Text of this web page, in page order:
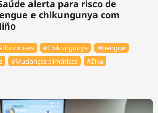
alerta para risco de
e chikungunya com
#Chikungunya
#Dengue
#Mudanças climáticas #Zika